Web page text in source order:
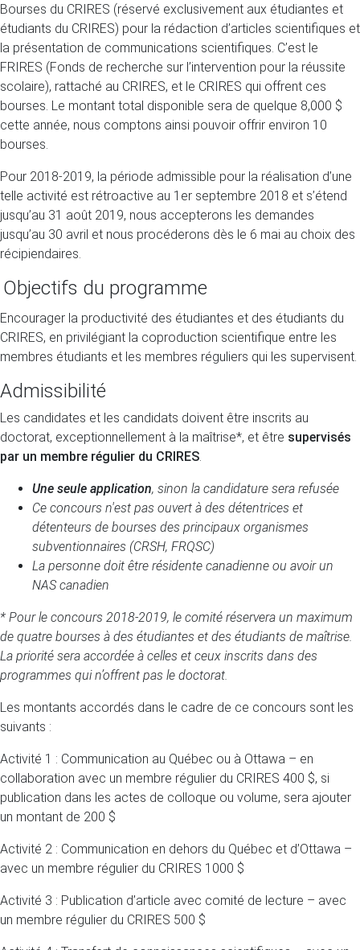
Bourses du CRIRES (réservé exclusivement aux étudiantes et
étudiants du CRIRES) pour la rédaction d’articles scientifiques et
la présentation de communications scientifiques. C’est le
FRIRES (Fonds de recherche sur l’intervention pour la réussite
scolaire), rattaché au CRIRES, et le CRIRES qui offrent ces
bourses. Le montant total disponible sera de quelque 8,000 $
cette année, nous comptons ainsi pouvoir offrir environ 10
bourses.
Pour 2018-2019, la période admissible pour la réalisation d’une
telle activité est rétroactive au 1er septembre 2018 et s’étend
jusqu’au 31 août 2019, nous accepterons les demandes
jusqu’au 30 avril et nous procéderons dès le 6 mai au choix des
récipiendaires.
Objectifs du programme
Encourager la productivité des étudiantes et des étudiants du
CRIRES, en privilégiant la coproduction scientifique entre les
membres étudiants et les membres réguliers qui les supervisent.
Admissibilité
Les candidates et les candidats doivent être inscrits au
doctorat, exceptionnellement à la maîtrise*, et être supervisés
par un membre régulier du CRIRES.
Une seule application, sinon la candidature sera refusée
Ce concours n'est pas ouvert à des détentrices et
détenteurs de bourses des principaux organismes
subventionnaires (CRSH, FRQSC)
La personne doit être résidente canadienne ou avoir un
NAS canadien
* Pour le concours 2018-2019, le comité réservera un maximum
de quatre bourses à des étudiantes et des étudiants de maîtrise.
La priorité sera accordée à celles et ceux inscrits dans des
programmes qui n’offrent pas le doctorat.
Les montants accordés dans le cadre de ce concours sont les
suivants :
Activité 1 : Communication au Québec ou à Ottawa – en
collaboration avec un membre régulier du CRIRES 400 $, si
publication dans les actes de colloque ou volume, sera ajouter
un montant de 200 $
Activité 2 : Communication en dehors du Québec et d’Ottawa –
avec un membre régulier du CRIRES 1000 $
Activité 3 : Publication d’article avec comité de lecture – avec
un membre régulier du CRIRES 500 $